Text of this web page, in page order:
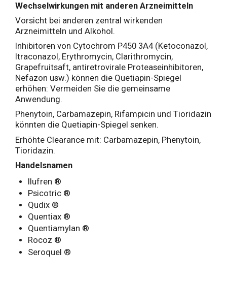
Wechselwirkungen mit anderen Arzneimitteln
Vorsicht bei anderen zentral wirkenden
Arzneimitteln und Alkohol.
Inhibitoren von Cytochrom P450 3A4 (Ketoconazol,
Itraconazol, Erythromycin, Clarithromycin,
Grapefruitsaft, antiretrovirale Proteaseinhibitoren,
Nefazon usw.) können die Quetiapin-Spiegel
erhöhen: Vermeiden Sie die gemeinsame
Anwendung.
Phenytoin, Carbamazepin, Rifampicin und Tioridazin
könnten die Quetiapin-Spiegel senken.
Erhöhte Clearance mit: Carbamazepin, Phenytoin,
Tioridazin.
Handelsnamen
Ilufren ®
Psicotric ®
Qudix ®
Quentiax ®
Quentiamylan ®
Rocoz ®
Seroquel ®